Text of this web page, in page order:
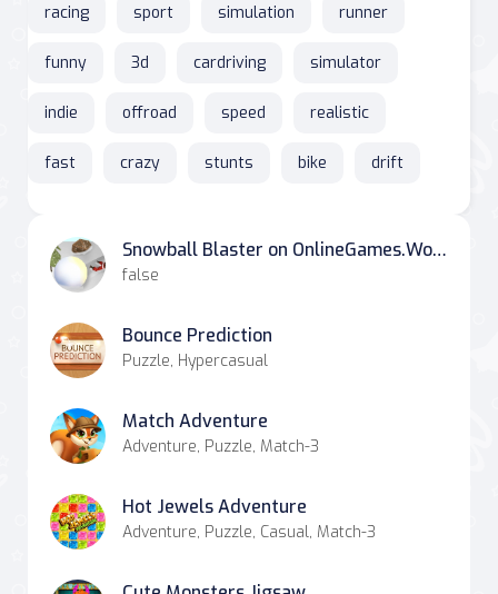
racing sport simulation runner
funny 3d cardriving simulator
indie offroad speed realistic
fast crazy stunts bike drift
Snowball Blaster on OnlineGames.World
false
Bounce Prediction
Puzzle, Hypercasual
Match Adventure
Adventure, Puzzle, Match-3
Hot Jewels Adventure
Adventure, Puzzle, Casual, Match-3